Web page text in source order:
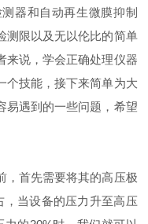
器和自动再生微膜抑制
测限以及无以伦比的简单
来说，学会正确处理仪器
个技能，接下来简单为大
易遇到的一些问题，希望
首先需要将其的高压极
，当设备的压力升至高压